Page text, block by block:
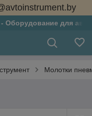
Оборудование для
Молотки